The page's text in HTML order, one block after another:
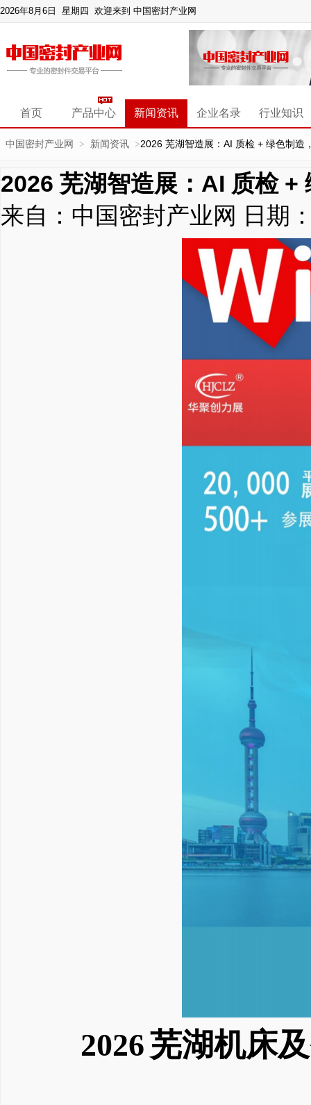
2026年8月6日 星期四 欢迎来到 中国密封产业网
首页 产品中心 新闻资讯 企业名录 行业知识
中国密封产业网 > 新闻资讯 >2026 芜湖智造展：AI 质检 + 绿色制造
2026 芜湖智造展：AI 质检 +
来自：中国密封产业网 日期
2026芜湖机床